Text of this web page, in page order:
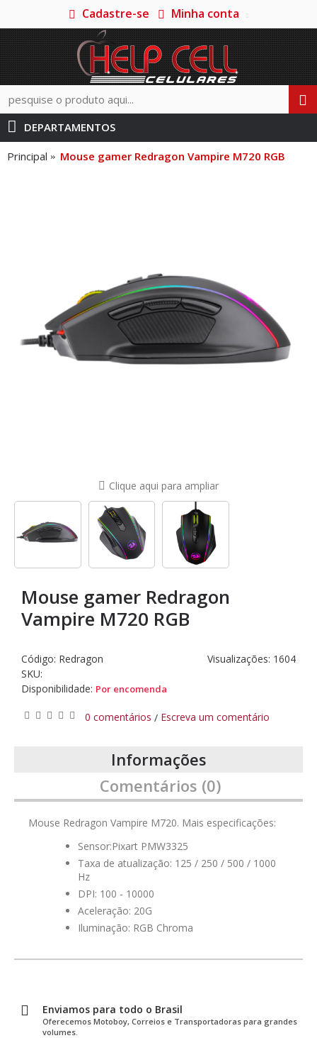
Cadastre-se Minha conta
DEPARTAMENTOS
Principal Mouse gamer Redragon Vampire M720 RGB
Clique aqui para ampliar
Mouse gamer Redragon
Vampire M720 RGB
Visualizações: 1604
Código: Redragon
SKU:
Disponibilidade: Por encomenda
0 comentários / Escreva um comentário
Informações
Comentários (0)
Mouse Redragon Vampire M720. Mais especificações:
Sensor:Pixart PMW3325
Taxa de atualização: 125 / 250 / 500 / 1000
Hz
DPI: 100 - 10000
Aceleração: 20G
Iluminação: RGB Chroma
Enviamos para todo o Brasil
Oferecemos Motoboy, Correios e Transportadoras para grandes
volumes.